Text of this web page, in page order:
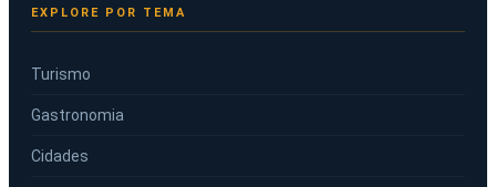
EXPLORE POR TEMA
Turismo
Gastronomia
Cidades